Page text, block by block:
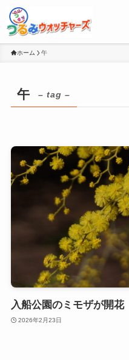
ホーム 午
午 – tag –
入船公園のミモザが開
2026年2月23日